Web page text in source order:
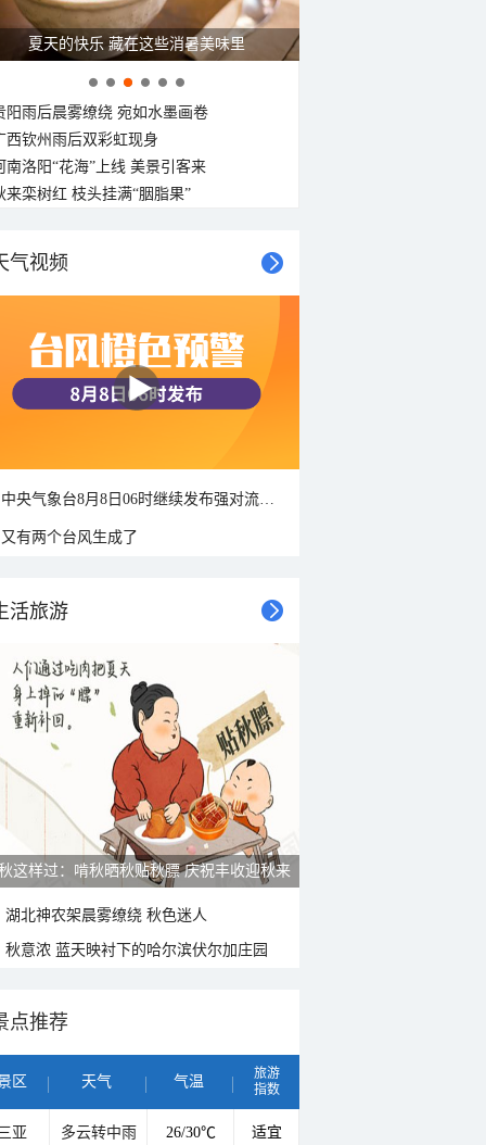
广西南宁：盛夏里的“绿野仙踪”
阳雨后晨雾缭绕 宛如水墨画卷
西钦州雨后双彩虹现身
南洛阳“花海”上线 美景引客来
来栾树红 枝头挂满“胭脂果”
气视频
又有两个台风生成了
活旅游
雨后峨眉沟壑尽显 金顶显真容
湖北神农架晨雾缭绕 秋色迷人
秋意浓 蓝天映衬下的哈尔滨伏尔加庄园
点推荐
区 天气 气温
旅游
指数
亚 多云转中雨 26/30℃ 适宜